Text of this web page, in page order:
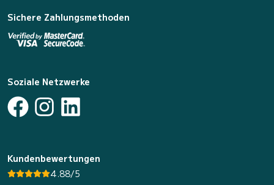
Sichere Zahlungsmethoden
Soziale Netzwerke
Kundenbewertungen
4.88/5